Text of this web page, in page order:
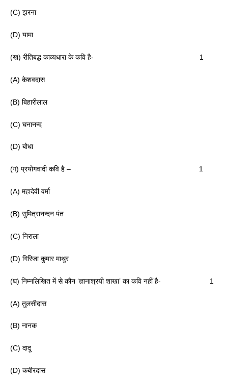
(C) झरना
(D) यामा
(ख) रीतिबद्ध काव्यधारा के कवि है- 1
(A) केशवदास
(B) बिहारीलाल
(C) घनानन्द
(D) बोधा
(ग) प्रयोगवादी कवि है – 1
(A) महादेवी वर्मा
(B) सुमित्रानन्दन पंत
(C) निराला
(D) गिरिजा कुमार माथुर
(घ) निम्नलिखित में से कौन ‘ज्ञानाश्रयी शाखा’ का कवि नहीं है- 1
(A) तुलसीदास
(B) नानक
(C) दादू
(D) कबीरदास